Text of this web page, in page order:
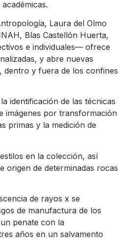
Laura del Olmo
Blas Castellón Huerta,
e individuales— ofrece
y abre nuevas
dentro y fuera de los confines
identificación de las técnicas
imágenes por transformación
primas y la medición de
en la colección, así
origen de determinadas rocas
de rayos x se
de manufactura de los
penate con la
años en un salvamento